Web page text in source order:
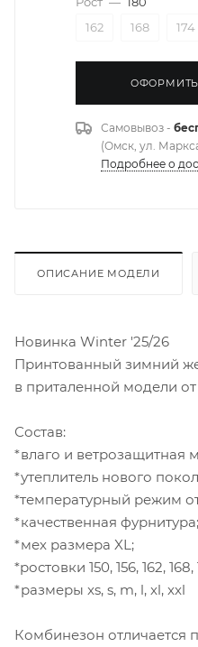
162
168 174
Самовывоз -
(Омск, ул.
Подробнее о
ОПИСАНИЕ МОДЕЛИ
Новинка Winter '25/26
Принтованный зимний
в приталенной модели
Состав:
*влаго и ветрозащитная
*утеплитель нового
*температурный режим
*качественная фурнитура;
*мех размера XL;
*ростовки 150, 156, 162,
*размеры xs, s, m, l, xl, xxl
Комбинезон отличается